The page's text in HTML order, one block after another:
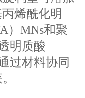
烯酰化明
）MNs和聚
明质酸
过材料协同